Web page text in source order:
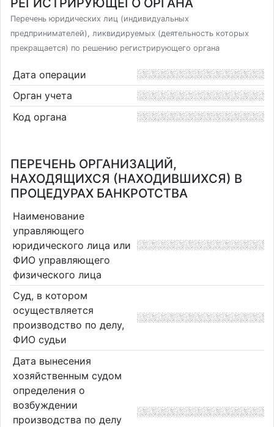
РЕГИСТРИРУЮЩЕГО ОРГАНА
Перечень юридических лиц (индивидуальных
предпринимателей), ликвидируемых (деятельность которых
прекращается) по решению регистрирующего органа
Дата операции
Орган учета
Код органа
ПЕРЕЧЕНЬ ОРГАНИЗАЦИЙ,
НАХОДЯЩИХСЯ (НАХОДИВШИХСЯ) В
ПРОЦЕДУРАХ БАНКРОТСТВА
Наименование
управляющего
юридического лица или
ФИО управляющего
физического лица
Суд, в котором
осуществляется
производство по делу,
ФИО судьи
Дата вынесения
хозяйственным судом
определения о
возбуждении
производства по делу